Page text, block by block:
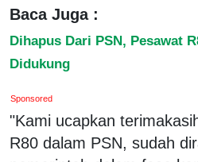
Baca Juga :
Dihapus Dari PSN, Pesawat
Didukung
Sponsored
"Kami ucapkan
R80 dalam PSN, sudah